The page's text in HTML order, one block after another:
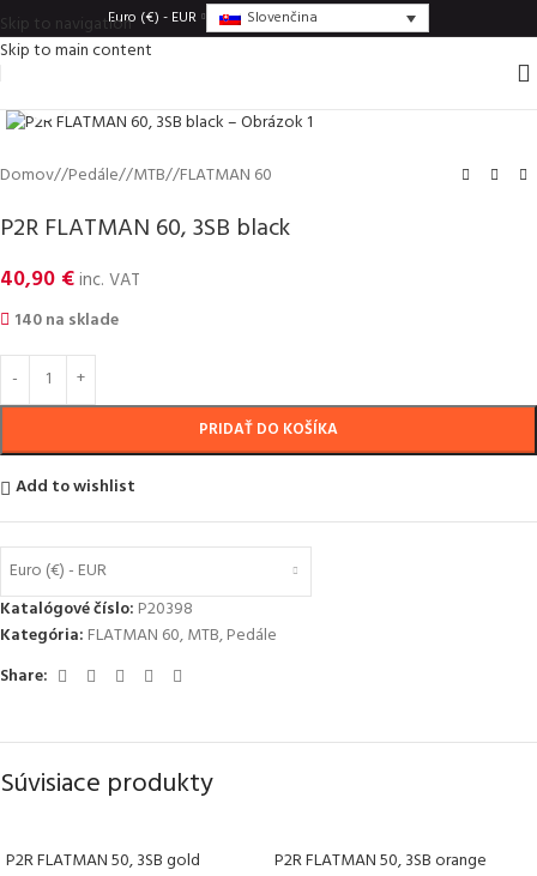
Skip to navigation
Skip to main content
Euro (€) - EUR Slovenčina
Domov/ Pedále/ MTB/ FLATMAN 60
P2R FLATMAN 60, 3SB black
40,90 €inc. VAT
140 na sklade
PRIDAŤ DO KOŠÍKA
Add to wishlist
Euro (€) - EUR
Katalógové číslo: P20398
Kategória: FLATMAN 60,MTB,Pedále
Share:
Súvisiace produkty
P2R FLATMAN 50, 3SB gold
P2R FLATMAN 50, 3SB orange